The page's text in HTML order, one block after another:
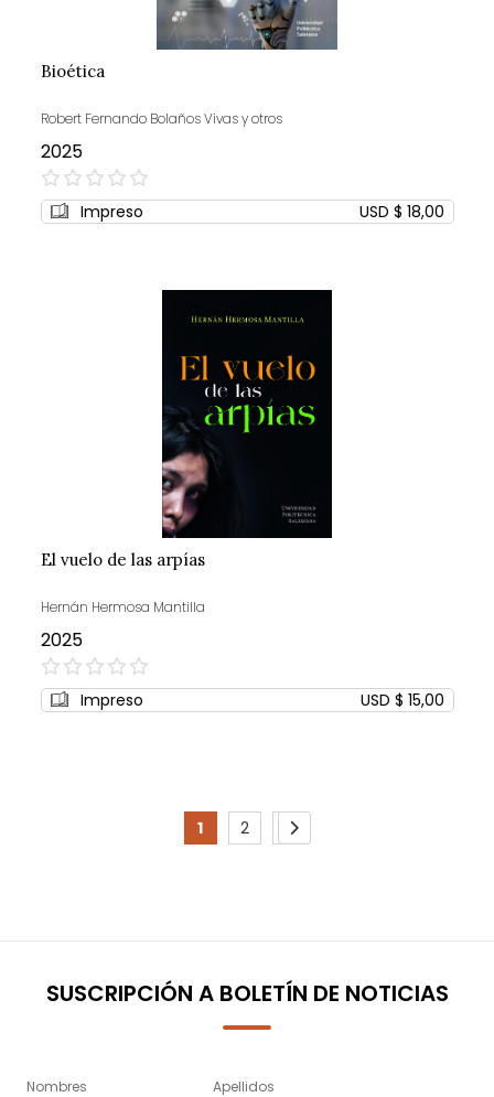
Bioética
Robert Fernando Bolaños Vivas y otros
2025
0%
Impreso USD $ 18,00
El vuelo de las arpías
Hernán Hermosa Mantilla
2025
0%
Impreso USD $ 15,00
Page
You're
page
1
Page
2
Page
3
Page
Siguiente
SUSCRIPCIÓN A BOLETÍN DE NOTICIAS
Nombres Apellidos